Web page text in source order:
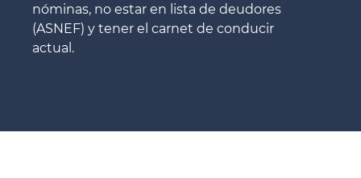
nóminas, no estar en lista de deudores
(ASNEF) y tener el carnet de conducir
actual.